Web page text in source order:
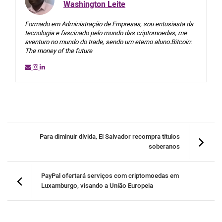
Washington Leite
Formado em Administração de Empresas, sou entusiasta da
tecnologia e fascinado pelo mundo das criptomoedas, me
aventuro no mundo do trade, sendo um eterno aluno.Bitcoin:
The money of the future
Para diminuir dívida, El Salvador recompra títulos
soberanos
PayPal ofertará serviços com criptomoedas em
Luxamburgo, visando a União Europeia